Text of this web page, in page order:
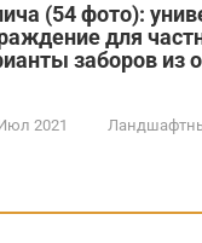
(54 фото):
для
заборов из
2021